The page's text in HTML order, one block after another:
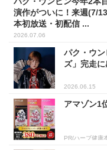
演作がついに！来週(7/
本初放送・初配信 ...
2026.07.06
パク・ウ
ズ」完走
2026.06.15
アマゾン1
PR(ハーブ健康